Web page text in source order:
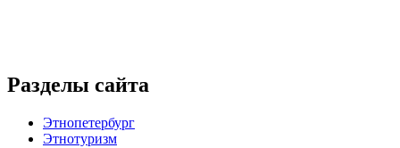
Разделы сайта
Этнопетербург
Этнотуризм